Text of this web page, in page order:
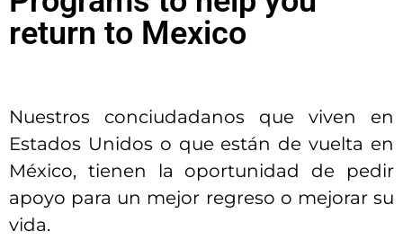
return to Mexico
Nuestros conciudadanos que viven en
Estados Unidos o que están de vuelta en
México, tienen la oportunidad de pedir
apoyo para un mejor regreso o mejorar su
vida.